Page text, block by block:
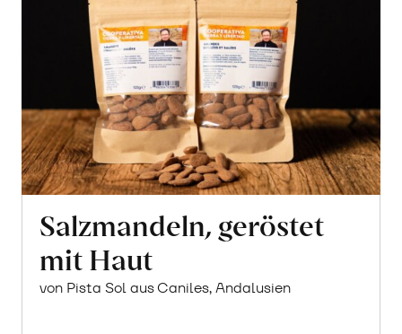
Salzmandeln, geröstet
mit Haut
von Pista Sol aus Caniles, Andalusien